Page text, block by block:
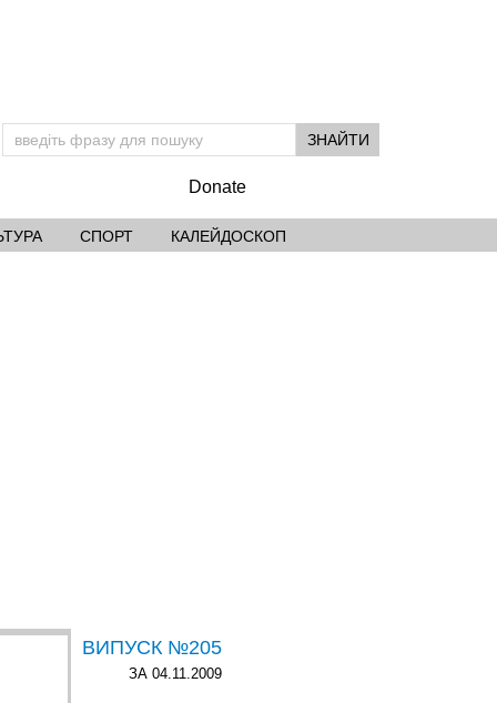
Donate
СПОРТ КАЛЕЙДОСКОП
ВИПУСК №205
ЗА 04.11.2009